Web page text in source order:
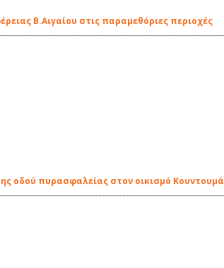
Β.Αιγαίου στις παραμεθόριες περιοχές
οδού πυρασφαλείας στον οικισμό Κουντουμά